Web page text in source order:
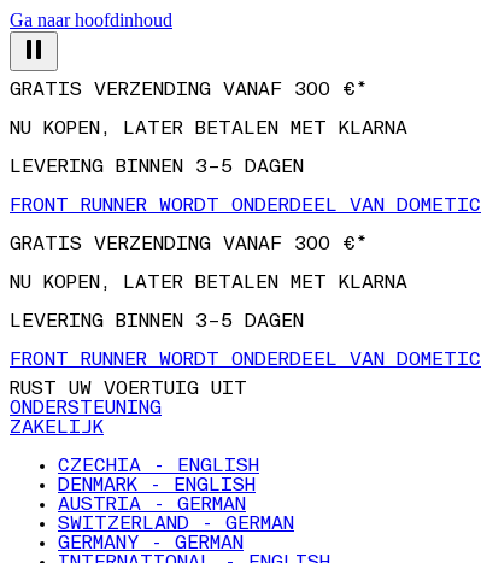
Ga naar hoofdinhoud
GRATIS VERZENDING VANAF 300 €*
NU KOPEN, LATER BETALEN MET KLARNA
LEVERING BINNEN 3–5 DAGEN
FRONT RUNNER WORDT ONDERDEEL VAN DOMETIC
GRATIS VERZENDING VANAF 300 €*
NU KOPEN, LATER BETALEN MET KLARNA
LEVERING BINNEN 3–5 DAGEN
FRONT RUNNER WORDT ONDERDEEL VAN DOMETIC
RUST UW VOERTUIG UIT
ONDERSTEUNING
ZAKELIJK
CZECHIA - ENGLISH
DENMARK - ENGLISH
AUSTRIA - GERMAN
SWITZERLAND - GERMAN
GERMANY - GERMAN